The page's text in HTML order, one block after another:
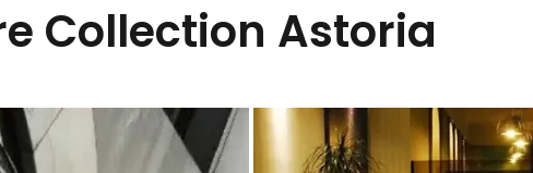
Collection Astoria